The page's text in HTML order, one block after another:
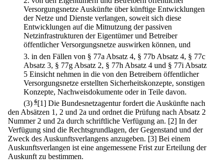
Versorgungsnetze Auskünfte über künftige Entwicklungen
der Netze und Dienste verlangen, soweit sich diese
Entwicklungen auf die Mitnutzung der passiven
Netzinfrastrukturen der Eigentümer und Betreiber
öffentlicher Versorgungsnetze auswirken können, und
3. in den Fällen von § 77a Absatz 4, § 77b Absatz 4, § 77c
Absatz 3, § 77g Absatz 2, § 77h Absatz 4 und § 77i Absatz
5 Einsicht nehmen in die von den Betreibern öffentlicher
Versorgungsnetze erstellten Sicherheitskonzepte, sonstigen
Konzepte, Nachweisdokumente oder in Teile davon.
(3) 6[1] Die Bundesnetzagentur fordert die Auskünfte nach
den Absätzen 1, 2 und 2a und ordnet die Prüfung nach Absatz 2
Nummer 2 und 2a durch schriftliche Verfügung an. [2] In der
Verfügung sind die Rechtsgrundlagen, der Gegenstand und der
Zweck des Auskunftsverlangens anzugeben. [3] Bei einem
Auskunftsverlangen ist eine angemessene Frist zur Erteilung der
Auskunft zu bestimmen.